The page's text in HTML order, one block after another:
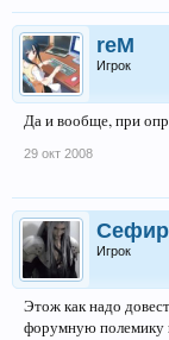
reM
Игрок
Да и вообще, при
29 окт 2008
Игрок
Этож как надо
форумную полемику